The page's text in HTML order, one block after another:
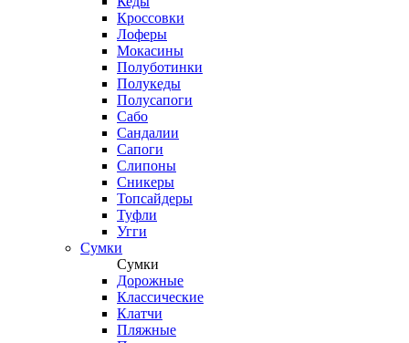
Кроссовки
Лоферы
Мокасины
Полуботинки
Полукеды
Полусапоги
Сабо
Сандалии
Сапоги
Слипоны
Сникеры
Топсайдеры
Туфли
Угги
Сумки
Сумки
Дорожные
Классические
Клатчи
Пляжные